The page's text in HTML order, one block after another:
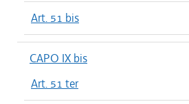
Art. 51 bis
CAPO IX bis
Art. 51 ter